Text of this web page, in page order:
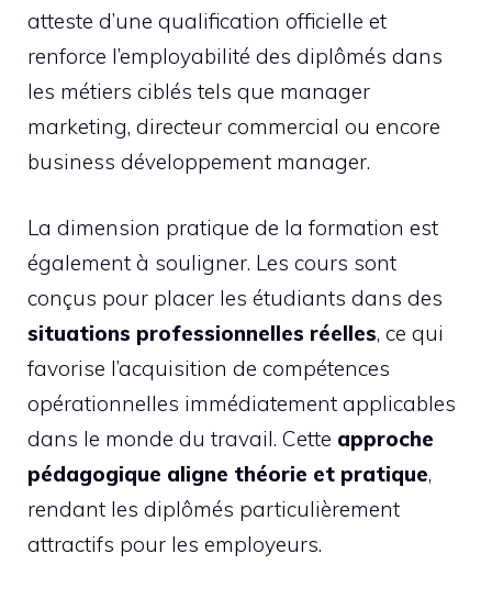
atteste d’une qualification officielle et
renforce l’employabilité des diplômés dans
les métiers ciblés tels que manager
marketing, directeur commercial ou encore
business développement manager.
La dimension pratique de la formation est
également à souligner. Les cours sont
conçus pour placer les étudiants dans des
situations professionnelles réelles, ce qui
favorise l’acquisition de compétences
opérationnelles immédiatement applicables
dans le monde du travail. Cette approche
pédagogique aligne théorie et pratique,
rendant les diplômés particulièrement
attractifs pour les employeurs.